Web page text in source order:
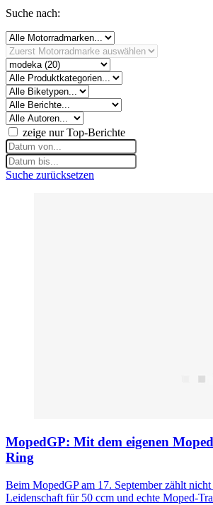
Suche nach:
zeige nur Top-Berichte
Suche zurücksetzen
MopedGP: Mit dem eigenen
Ring
Beim MopedGP am 17. September zählt
Leidenschaft für 50 ccm und echte Moped-